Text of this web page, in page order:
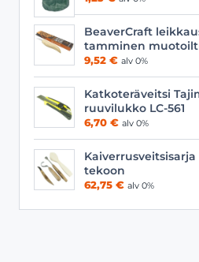
BeaverCraft
tamminen
9,52 € alv 0%
Katkoteräveitsi
ruuvilukko LC-561
6,70 € alv 0%
tekoon
62,75 € alv 0%